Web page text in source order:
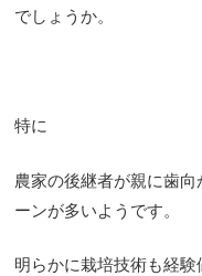
でしょうか。
特に
農家の後継者が親に歯
ーンが多いようです。
明らかに栽培技術も経験